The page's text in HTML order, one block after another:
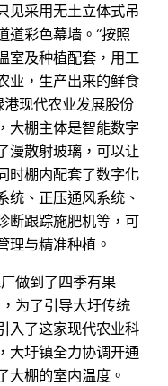
见采用无土立体式吊
道彩色幕墙。“按照
室及种植配套，用工
业，生产出来的鲜食
现代农业发展股份
大棚主体是智能数字
漫散射玻璃，可以让
时棚内配套了数字化
统、正压通风系统、
断跟踪施肥机等，可
理与精准种植。
做到了四季有果
为了引导大圩传统
入了这家现代农业科
大圩镇全力协调开通
大棚的室内温度。